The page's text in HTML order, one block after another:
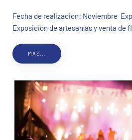
Fecha de realización: Noviembre
Exposición de artesanías y venta de
MÁS...